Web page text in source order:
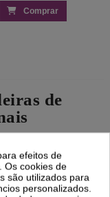
Comprar
de
de unhas
com envio
efeitos de
Os cookies de
são utilizados para
personalizados.